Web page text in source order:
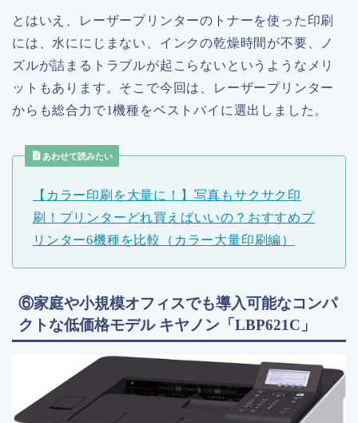
とはいえ、レーザープリンターのトナーを使った印刷
には、水ににじまない、インクの乾燥時間が不要、ノ
ズルが詰まるトラブルが起こらないというようなメリ
ットもあります。そこで今回は、レーザープリンター
からも総合力で1機種をベストバイに選出しました。
あわせて読みたい
【カラー印刷を大量に！】写真もサクサク印
刷！プリンターどれ買えばいいの？おすすめプ
リンター6機種を比較（カラー大量印刷編）
⑥家庭や小規模オフィスでも導入可能なコンパ
クトな低価格モデル キヤノン「LBP621C」